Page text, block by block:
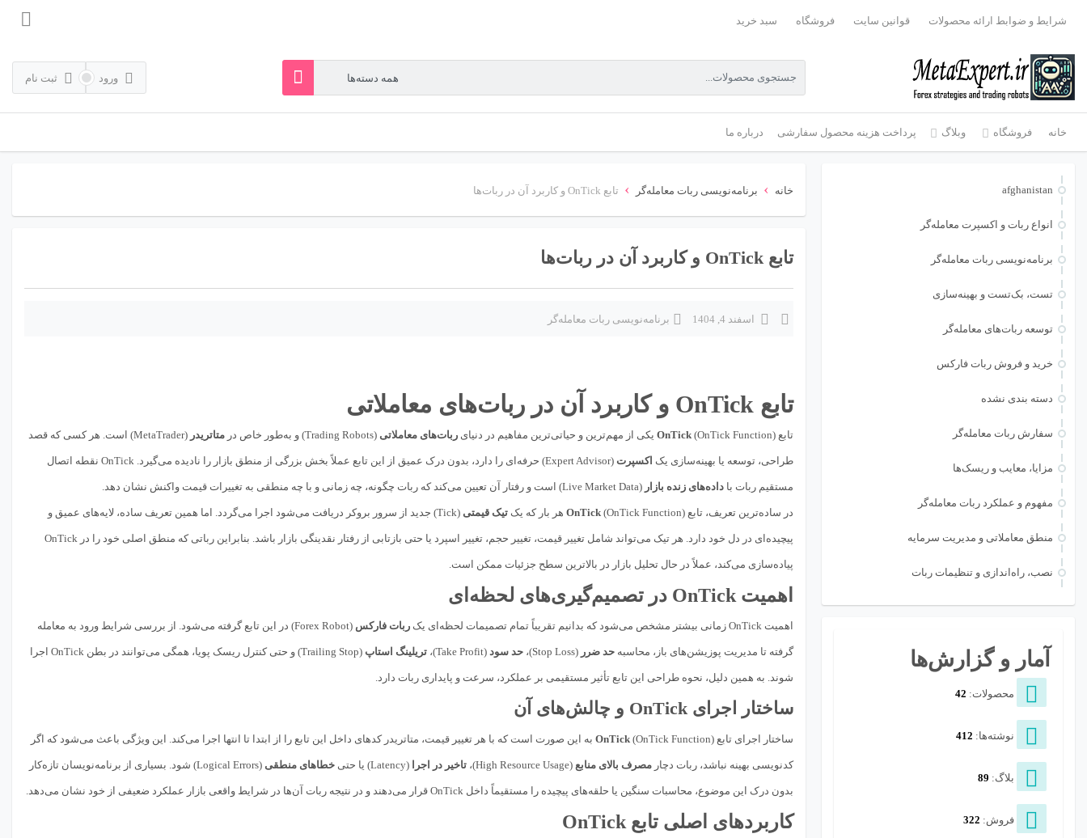
شرایط و ضوابط ارائه محصولات قوانین سایت فروشگاه سبد خرید
ورود ثبت نام
خانه فروشگاه وبلاگ پرداخت هزینه محصول سفارشی درباره ما
afghanistan
انواع ربات و اکسپرت معامله‌گر
برنامه‌نویسی ربات معامله‌گر
تست، بک‌تست و بهینه‌سازی
توسعه ربات‌های معامله‌گر
خرید و فروش ربات فارکس
دسته بندی نشده
سفارش ربات معامله‌گر
مزایا، معایب و ریسک‌ها
مفهوم و عملکرد ربات معامله‌گر
منطق معاملاتی و مدیریت سرمایه
نصب، راه‌اندازی و تنظیمات ربات
آمار و گزارش‌ها
محصولات: 42
نوشته‌ها: 412
بلاگ: 89
فروش: 322
خانه › برنامه‌نویسی ربات معامله‌گر › تابع OnTick و کاربرد آن در ربات‌ها
تابع OnTick و کاربرد آن در ربات‌ها
اسفند 4, 1404 برنامه‌نویسی ربات معامله‌گر
تابع OnTick و کاربرد آن در ربات‌های معاملاتی
تابع OnTick(OnTick Function) یکی از مهم‌ترین و حیاتی‌ترین مفاهیم در دنیای ربات‌های معاملاتی (Trading Robots) و به‌طور خاص در متاتریدر (MetaTrader) است. هر کسی که قصد
طراحی، توسعه یا بهینه‌سازی یک اکسپرت (Expert Advisor) حرفه‌ای را دارد، بدون درک عمیق از این تابع عملاً بخش بزرگی از منطق بازار را نادیده می‌گیرد. OnTick نقطه اتصال
مستقیم ربات باداده‌های زنده بازار (Live Market Data) است و رفتار آن تعیین می‌کند که ربات چگونه، چه زمانی و با چه منطقی به تغییرات قیمت واکنش نشان دهد.
در ساده‌ترین تعریف، تابع OnTick(OnTick Function) هر بار که یک تیک قیمتی (Tick) جدید از سرور بروکر دریافت می‌شود اجرا می‌گردد. اما همین تعریف ساده، لایه‌های عمیق و
پیچیده‌ای در دل خود دارد. هر تیک می‌تواند شامل تغییر قیمت، تغییر حجم، تغییر اسپرد یا حتی بازتابی از رفتار نقدینگی بازار باشد. بنابراین رباتی که منطق اصلی خود را در OnTick
پیاده‌سازی می‌کند، عملاً در حال تحلیل بازار در بالاترین سطح جزئیات ممکن است.
اهمیت OnTick در تصمیم‌گیری‌های لحظه‌ای
اهمیت OnTick زمانی بیشتر مشخص می‌شود که بدانیم تقریباً تمام تصمیمات لحظه‌ای یک ربات فارکس (Forex Robot) در این تابع گرفته می‌شود. از بررسی شرایط ورود به معامله
گرفته تا مدیریت پوزیشن‌های باز، محاسبهحد ضرر (Stop Loss)، حد سود (Take Profit)، تریلینگ استاپ (Trailing Stop) و حتی کنترل ریسک پویا، همگی می‌توانند در بطن OnTick اجرا
شوند. به همین دلیل، نحوه طراحی این تابع تأثیر مستقیمی بر عملکرد، سرعت و پایداری ربات دارد.
ساختار اجرای OnTick و چالش‌های آن
ساختار اجرای تابع OnTick (OnTick Function) به این صورت است که با هر تغییر قیمت، متاتریدر کدهای داخل این تابع را از ابتدا تا انتها اجرا می‌کند. این ویژگی باعث می‌شود که اگر
کدنویسی بهینه نباشد، ربات دچارمصرف بالای منابع (High Resource Usage)، تاخیر در اجرا (Latency) یا حتی خطاهای منطقی (Logical Errors) شود. بسیاری از برنامه‌نویسان تازه‌کار
بدون درک این موضوع، محاسبات سنگین یا حلقه‌های پیچیده را مستقیماً داخل OnTick قرار می‌دهند و در نتیجه ربات آن‌ها در شرایط واقعی بازار عملکرد ضعیفی از خود نشان می‌دهد.
کاربردهای اصلی تابع OnTick